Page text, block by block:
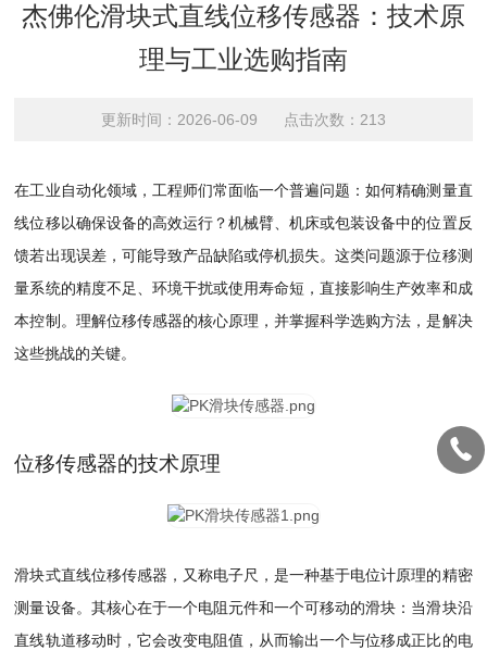
杰佛伦滑块式直线位移传感器：技术原
理与工业选购指南
更新时间：2026-06-09 点击次数：213
在工业自动化领域，工程师们常面临一个普遍问题：如何精确测量直
线位移以确保设备的高效运行？机械臂、机床或包装设备中的位置反
馈若出现误差，可能导致产品缺陷或停机损失。这类问题源于位移测
量系统的精度不足、环境干扰或使用寿命短，直接影响生产效率和成
本控制。理解位移传感器的核心原理，并掌握科学选购方法，是解决
这些挑战的关键。
位移传感器的技术原理
滑块式直线位移传感器，又称电子尺，是一种基于电位计原理的精密
测量设备。其核心在于一个电阻元件和一个可移动的滑块：当滑块沿
直线轨道移动时，它会改变电阻值，从而输出一个与位移成正比的电